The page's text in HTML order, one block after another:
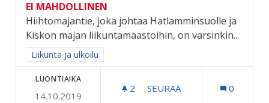
EI MAHDOLLINEN
Hiihtomajantie, joka johtaa Hatlamminsuolle ja
Kiskon majan liikuntamaastoihin, on varsinkin...
Rajaa tulokset aihepiirin mukaan: Liikunta ja ulkoilu
Liikunta ja ulkoilu
LUONTIAIKA
14.10.2019
2 2 SEURAAJAA
SEURAA 0